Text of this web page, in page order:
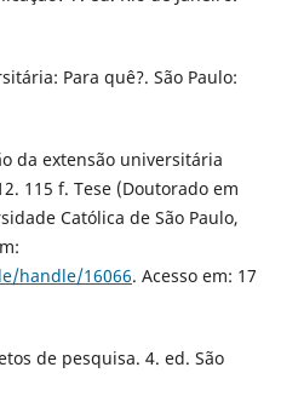
Para quê?. São Paulo:
da extensão universitária
115 f. Tese (Doutorado em
Católica de São Paulo,
handle/16066. Acesso em: 17
de pesquisa. 4. ed. São